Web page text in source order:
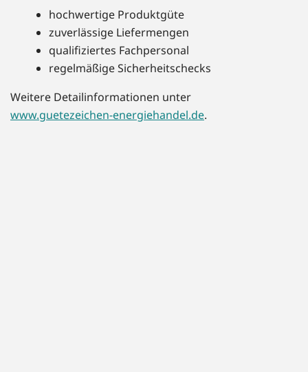
hochwertige Produktgüte
zuverlässige Liefermengen
qualifiziertes Fachpersonal
regelmäßige Sicherheitschecks
Weitere Detailinformationen unter
www.guetezeichen-energiehandel.de.